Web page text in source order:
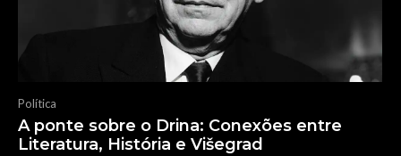
Política
A ponte sobre o Drina: Conexões entre
Literatura, História e Višegrad